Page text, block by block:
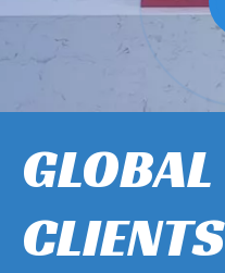
GLOBAL
CLIENTS